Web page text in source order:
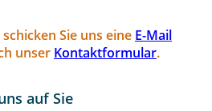
Sie uns eine E-Mail
unser Kontaktformular.
auf Sie